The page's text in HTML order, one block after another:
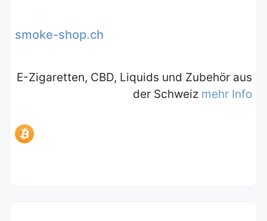
smoke-shop.ch
E-Zigaretten, CBD, Liquids und Zubehör aus
der Schweiz mehr Info